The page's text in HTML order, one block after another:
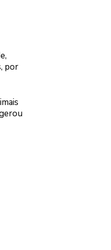
por